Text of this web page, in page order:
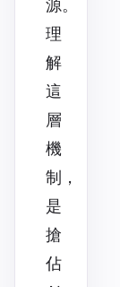
源。
理
解
這
層
機
制，
是
搶
佔